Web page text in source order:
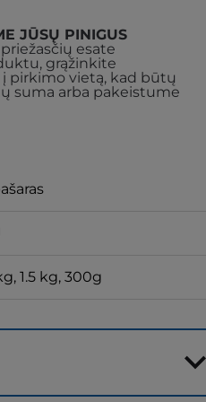
JŪSŲ PINIGUS
esate
grąžinkite
pirkimo vietą, kad būtų
suma arba pakeistume
1.5 kg, 300g